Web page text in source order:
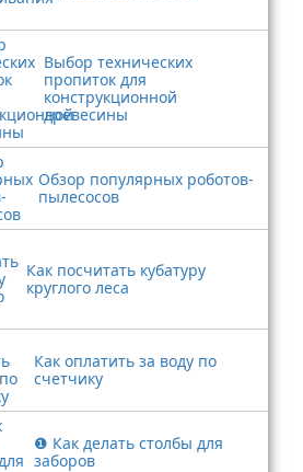
Выбор технических
пропиток для
конструкционной
древесины
Обзор популярных роботов-
пылесосов
Как посчитать кубатуру
круглого леса
Как оплатить за воду по
счетчику
❶ Как делать столбы для
заборов